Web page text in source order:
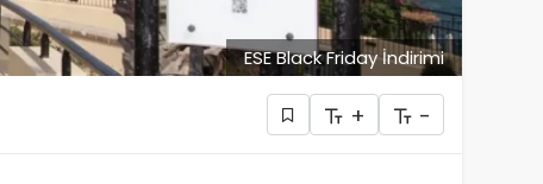
ESE Black Friday İndirimi
+ -